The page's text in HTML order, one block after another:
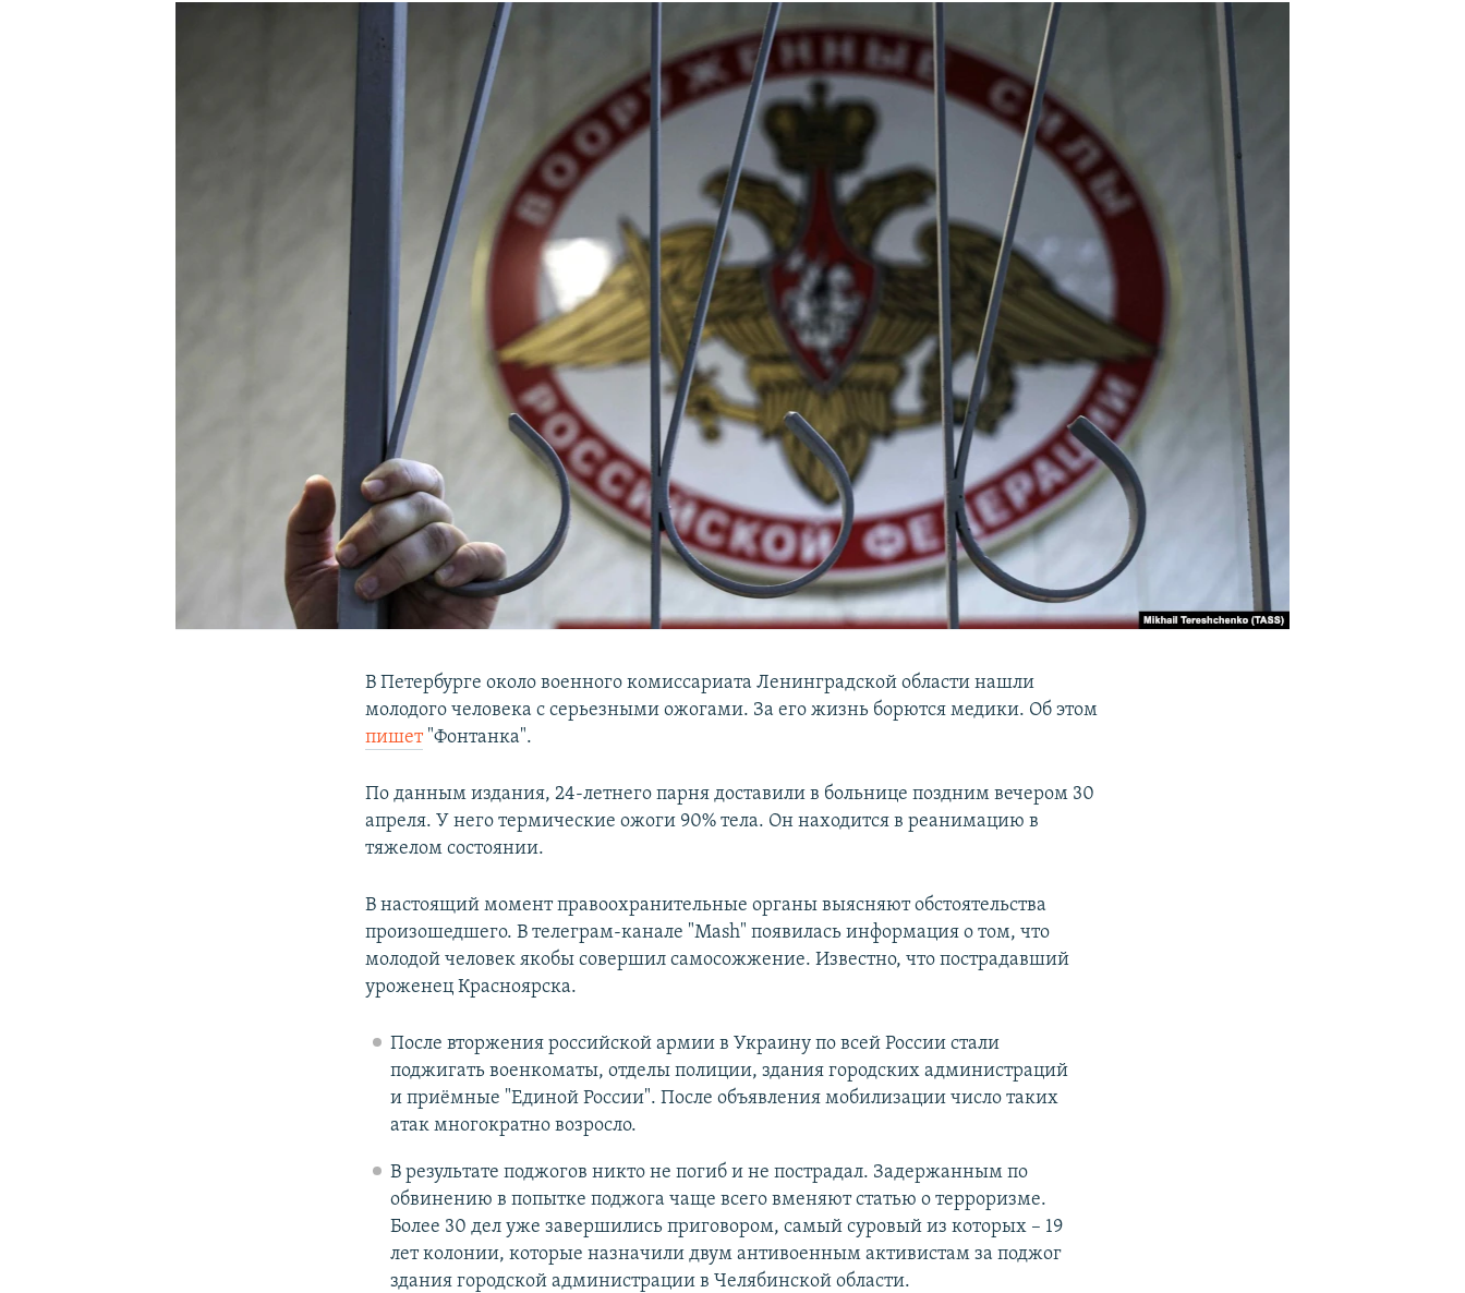
В Петербурге около военного комиссариата Ленинградской области нашли
молодого человека с серьезными ожогами. За его жизнь борются медики. Об этом
пишет"Фонтанка".
По данным издания, 24-летнего парня доставили в больнице поздним вечером 30
апреля. У него термические ожоги 90% тела. Он находится в реанимацию в
тяжелом состоянии.
В настоящий момент правоохранительные органы выясняют обстоятельства
произошедшего. В телеграм-канале "Mash" появилась информация о том, что
молодой человек якобы совершил самосожжение. Известно, что пострадавший
уроженец Красноярска.
После вторжения российской армии в Украину по всей России стали
поджигать военкоматы, отделы полиции, здания городских администраций
и приёмные "Единой России". После объявления мобилизации число таких
атак многократно возросло.
В результате поджогов никто не погиб и не пострадал. Задержанным по
обвинению в попытке поджога чаще всего вменяют статью о терроризме.
Более 30 дел уже завершились приговором, самый суровый из которых – 19
лет колонии, которые назначили двум антивоенным активистам за поджог
здания городской администрации в Челябинской области.